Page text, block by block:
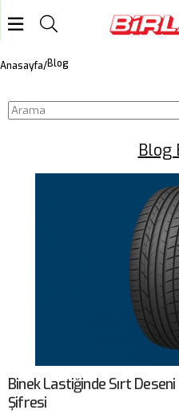
Anasayfa Blog
Blog
Binek Lastiğinde Sırt
Şifresi